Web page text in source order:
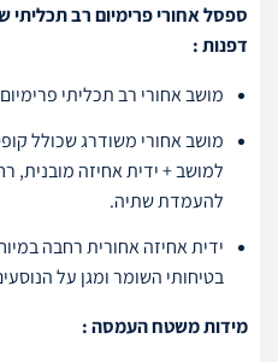
ספסל אחורי פרימיום רב תכליתי
דפנות :
מושב אחורי רב תכליתי
מושב אחורי משודרג שכולל
למושב + ידית אחיזה מובנית,
להעמדת שתיה.
ידית אחיזה אחורית רחבה
בטיחותי השומר ומגן על
מידות משטח העמסה :